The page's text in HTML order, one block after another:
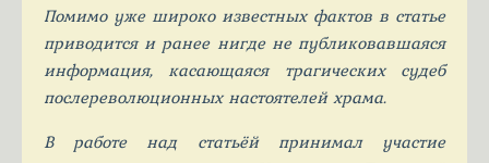
Помимо уже широко известных фактов в статье
приводится и ранее нигде не публиковавшаяся
информация, касающаяся трагических судеб
послереволюционных настоятелей храма.
В работе над статьёй принимал участие